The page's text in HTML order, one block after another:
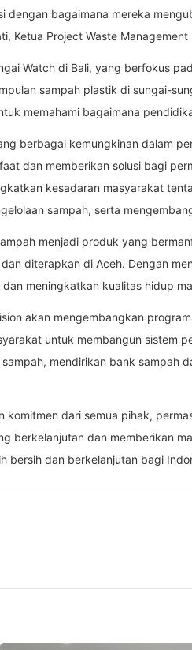
dengan bagaimana mereka
Ketua Project Waste Management
Watch di Bali, yang berfokus
sampah plastik di sungai-
memahami bagaimana
berbagai kemungkinan dalam
dan memberikan solusi bagi
kesadaran masyarakat
sampah, serta
menjadi produk yang
diterapkan di Aceh. Dengan
meningkatkan kualitas hidup
akan mengembangkan
untuk membangun sistem
mendirikan bank sampah
komitmen dari semua pihak,
berkelanjutan dan memberikan
bersih dan berkelanjutan bagi